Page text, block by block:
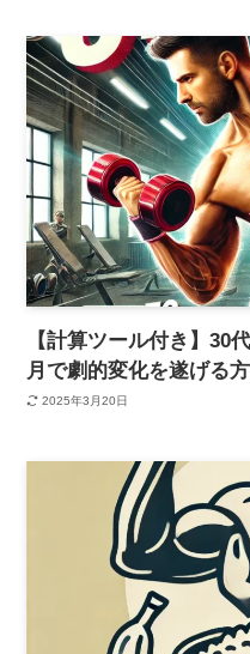
【計算ツール付き】30
月で劇的変化を遂げる
2025年3月20日